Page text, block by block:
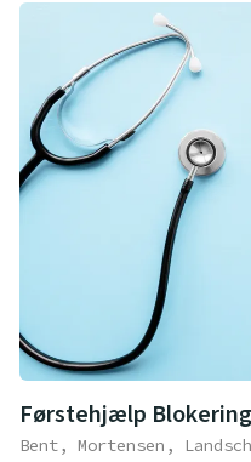
Førstehjælp
Bent, Mortensen,